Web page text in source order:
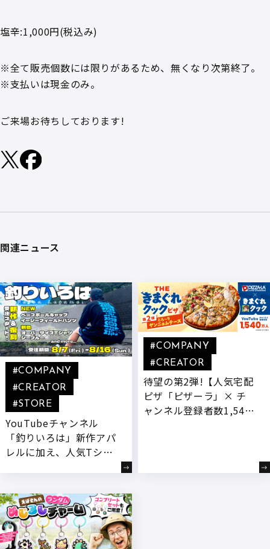
塩辛:1,000円(税込み)
※全て販売個数には限りがあるため、無くなり次第終了。
※支払いは現金のみ。
ご来場お待ちしております!
関連ニュース
YouTubeチャンネル
「釣りいろは」新作アパ
レルに加え、人気Tシャ
月7日(金)より受注開始!
#COMPANY
#CREATOR
#STORE
待望の第2弾!【人気宅配
ピザ「ピザーラ」× チ
ャンネル登録者数1,540
#COMPANY
#CREATOR